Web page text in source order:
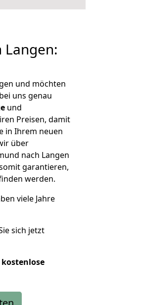
Langen:
und möchten
uns genau
und
Preisen, damit
in Ihrem neuen
über
nach Langen
garantieren,
werden.
viele Jahre
sich jetzt
kostenlose